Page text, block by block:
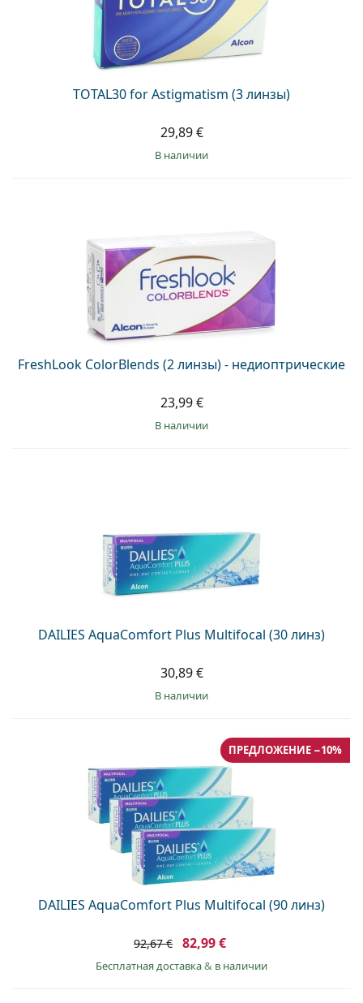
TOTAL30 for Astigmatism (3 линзы)
29,89 €
в наличии
FreshLook ColorBlends (2 линзы) - недиоптрические
23,99 €
в наличии
DAILIES AquaComfort Plus Multifocal (30 линз)
30,89 €
в наличии
DAILIES AquaComfort Plus Multifocal (90 линз)
ПРЕДЛОЖЕНИЕ −10%
92,67 € 82,99 €
Бесплатная доставка& в наличии